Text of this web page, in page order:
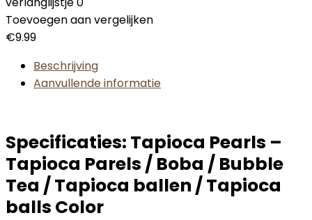
Toevoegen aan vergelijken
€9.99
Beschrijving
Aanvullende informatie
Specificaties: Tapioca Pearls –
Tapioca Parels / Boba / Bubble
Tea / Tapioca ballen / Tapioca
balls Color